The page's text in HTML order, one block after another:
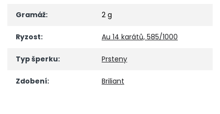
Gramáž: 2 g
Ryzost: Au 14 karátů, 585/1000
Typ šperku: Prsteny
Zdobení: Briliant